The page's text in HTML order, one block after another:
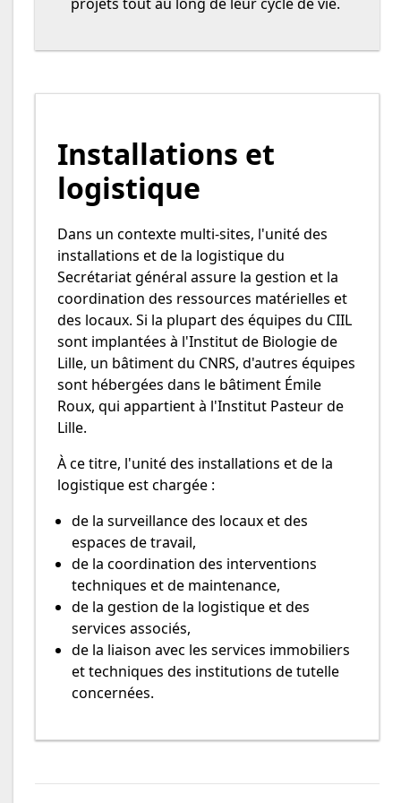
projets tout au long de leur cycle de vie.
Installations et
logistique
Dans un contexte multi-sites, l'unité des
installations et de la logistique du
Secrétariat général assure la gestion et la
coordination des ressources matérielles et
des locaux. Si la plupart des équipes du CIIL
sont implantées à l'Institut de Biologie de
Lille, un bâtiment du CNRS, d'autres équipes
sont hébergées dans le bâtiment Émile
Roux, qui appartient à l'Institut Pasteur de
Lille.
À ce titre, l'unité des installations et de la
logistique est chargée :
de la surveillance des locaux et des
espaces de travail,
de la coordination des interventions
techniques et de maintenance,
de la gestion de la logistique et des
services associés,
de la liaison avec les services immobiliers
et techniques des institutions de tutelle
concernées.